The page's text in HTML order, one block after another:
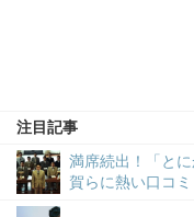
注目記事
満席続出！「と
賀らに熱い口コミ